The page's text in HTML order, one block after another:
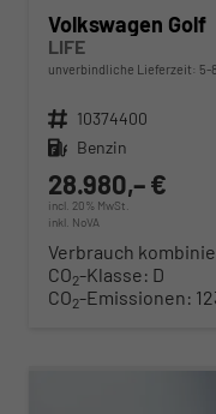
Volkswagen Golf
LIFE
unverbindliche Lieferzeit: 5-
Fahrzeugnr. 10374400
Kraftstoff Benzin
28.980,– €
incl. 20% MwSt.
inkl. NoVA
Verbrauch
CO2-Klasse: D
CO2-Emissionen: